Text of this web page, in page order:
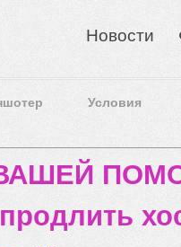
Новости
Условия